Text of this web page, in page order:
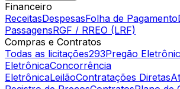
Financeiro
ReceitasDespesasFolha de Pagamento
PassagensRGF / RREO (LRF)
Compras e Contratos
Todas as licitações293Pregão
EletrônicaConcorrência
EletrônicaLeilãoContratações Diretas